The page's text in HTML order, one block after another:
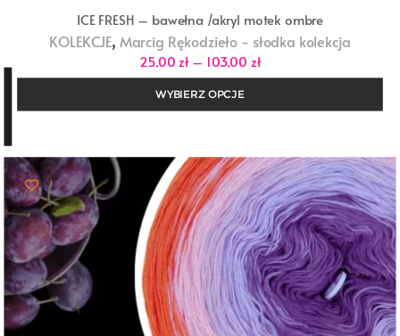
ICE FRESH – bawełna /akryl motek ombre
KOLEKCJE, Marcig Rękodzieło - słodka kolekcja
25,00 zł – 103,00 złZakres
cen:
do
WYBIERZ OPCJE